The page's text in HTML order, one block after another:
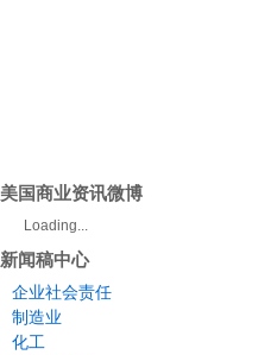
美国商业资讯微博
Loading...
新闻稿中心
企业社会责任
制造业
化工